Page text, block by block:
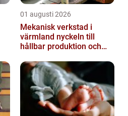
01 augusti 2026
Mekanisk verkstad i
värmland nyckeln till
hållbar produktion och